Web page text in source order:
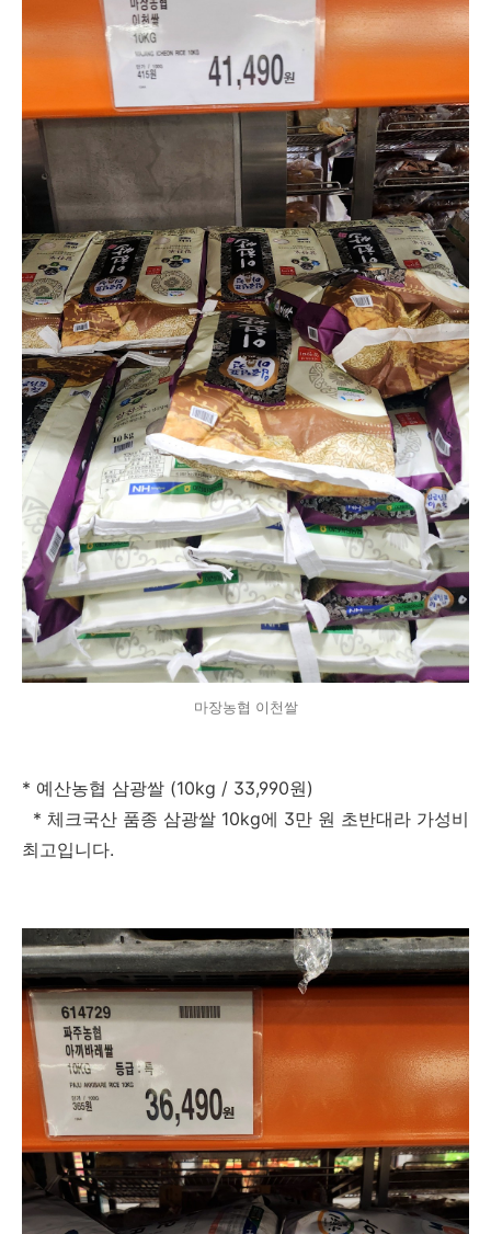
마장농협 이천쌀
* 예산농협 삼광쌀 (10kg / 33,990원)
* 체크국산 품종 삼광쌀 10kg에 3만 원 초반대라 가성비
최고입니다.